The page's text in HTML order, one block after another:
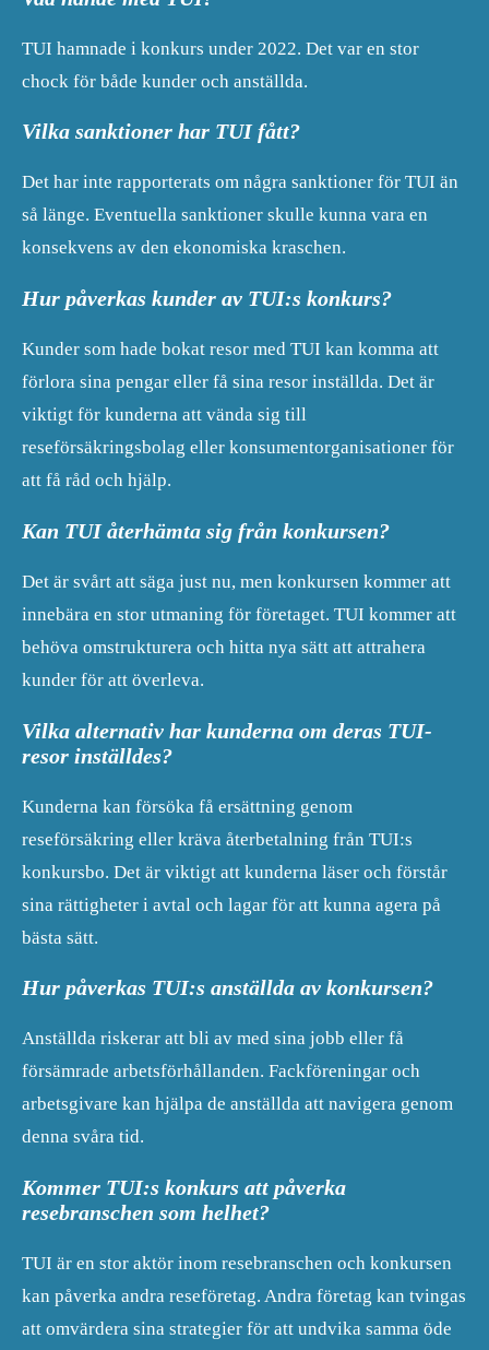
TUI hamnade i konkurs under 2022. Det var en stor
chock för både kunder och anställda.
Vilka sanktioner har TUI fått?
Det har inte rapporterats om några sanktioner för TUI än
så länge. Eventuella sanktioner skulle kunna vara en
konsekvens av den ekonomiska kraschen.
Hur påverkas kunder av TUI:s konkurs?
Kunder som hade bokat resor med TUI kan komma att
förlora sina pengar eller få sina resor inställda. Det är
viktigt för kunderna att vända sig till
reseförsäkringsbolag eller konsumentorganisationer för
att få råd och hjälp.
Kan TUI återhämta sig från konkursen?
Det är svårt att säga just nu, men konkursen kommer att
innebära en stor utmaning för företaget. TUI kommer att
behöva omstrukturera och hitta nya sätt att attrahera
kunder för att överleva.
Vilka alternativ har kunderna om deras TUI-
resor inställdes?
Kunderna kan försöka få ersättning genom
reseförsäkring eller kräva återbetalning från TUI:s
konkursbo. Det är viktigt att kunderna läser och förstår
sina rättigheter i avtal och lagar för att kunna agera på
bästa sätt.
Hur påverkas TUI:s anställda av konkursen?
Anställda riskerar att bli av med sina jobb eller få
försämrade arbetsförhållanden. Fackföreningar och
arbetsgivare kan hjälpa de anställda att navigera genom
denna svåra tid.
Kommer TUI:s konkurs att påverka
resebranschen som helhet?
TUI är en stor aktör inom resebranschen och konkursen
kan påverka andra reseföretag. Andra företag kan tvingas
att omvärdera sina strategier för att undvika samma öde